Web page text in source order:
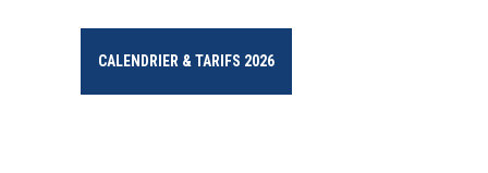
CALENDRIER & TARIFS 2026